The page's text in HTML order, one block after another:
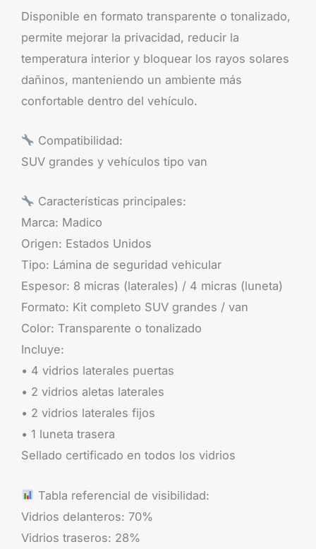
Disponible en formato transparente o tonalizado,
permite mejorar la privacidad, reducir la
temperatura interior y bloquear los rayos solares
dañinos, manteniendo un ambiente más
confortable dentro del vehículo.
Compatibilidad:
SUV grandes y vehículos tipo van
Características principales:
Marca: Madico
Origen: Estados Unidos
Tipo: Lámina de seguridad vehicular
Espesor: 8 micras (laterales) / 4 micras (luneta)
Formato: Kit completo SUV grandes / van
Color: Transparente o tonalizado
Incluye:
• 4 vidrios laterales puertas
• 2 vidrios aletas laterales
• 2 vidrios laterales fijos
• 1 luneta trasera
Sellado certificado en todos los vidrios
Tabla referencial de visibilidad:
Vidrios delanteros: 70%
Vidrios traseros: 28%